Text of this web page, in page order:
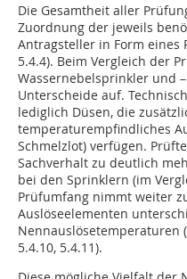
Die Gesamtheit aller
Zuordnung der jeweils
Antragsteller in Form eines
5.4.4). Beim Vergleich der
Wassernebelsprinkler und
Unterscheide auf.
lediglich Düsen, die
temperaturempfindliches
Schmelzlot) verfügen.
Sachverhalt zu deutlich
bei den Sprinklern (im
Prüfumfang nimmt weiter
Auslöseelementen
Nennauslösetemperaturen
5.4.10, 5.4.11).